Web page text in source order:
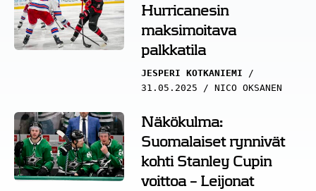
Hurricanesin
maksimoitava
palkkatila
JESPERI KOTKANIEMI
31.05.2025
NICO OKSANEN
Näkökulma:
Suomalaiset rynnivät
kohti Stanley Cupin
voittoa – Leijonat